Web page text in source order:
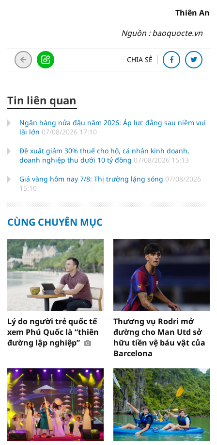
Thiên An
Nguồn : baoquocte.vn
CHIA SẺ
Tin liên quan
Ngân hàng nửa đầu năm 2026: Áp lực đằng sau niềm vui
lãi lớn 07/08/2026 17:10
Đề xuất giảm 30% thuế cho hộ, cá nhân kinh doanh,
doanh nghiệp thu dưới 10 tỷ đồng 07/08/2026 15:13
Giá vàng hôm nay 7/8: Thị trường lặng sóng 07/08/2026
15:10
CÙNG CHUYÊN MỤC
Lý do người trẻ quốc tế
xem Phú Quốc là “thiên
đường lập nghiệp”
Thương vụ Rodri mở
đường cho Man Utd sở
hữu tiền vệ báu vật của
Barcelona